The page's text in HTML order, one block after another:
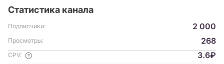
Статистика канала
Подписчики: 2 000
Просмотры: 268
CPV: 3.6₽